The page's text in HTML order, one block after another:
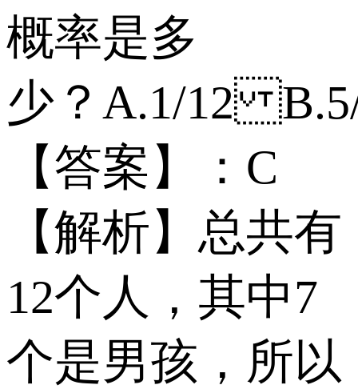
概率是多
少？ A.1/12
【答案】：C
【解析】总共有
12个人，其中7
个是男孩，所以